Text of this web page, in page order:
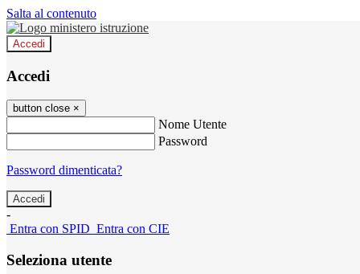
Salta al contenuto
Accedi
Accedi
button close ×
Nome Utente
Password
Password dimenticata?
-
Entra con SPID Entra con CIE
Seleziona utente